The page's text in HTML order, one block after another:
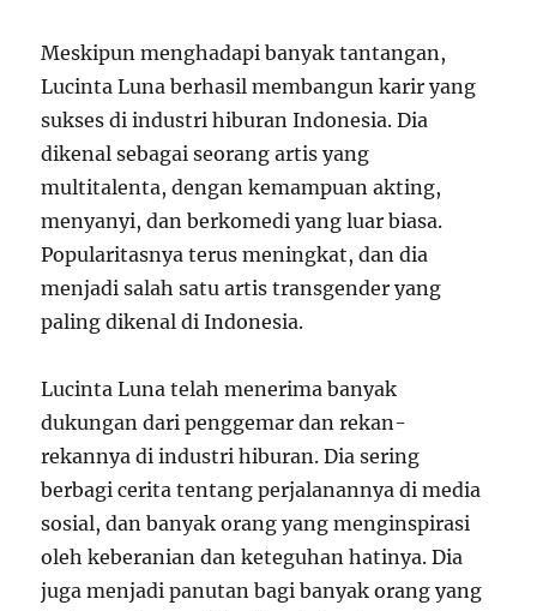
Meskipun menghadapi banyak tantangan,
Lucinta Luna berhasil membangun karir yang
sukses di industri hiburan Indonesia. Dia
dikenal sebagai seorang artis yang
multitalenta, dengan kemampuan akting,
menyanyi, dan berkomedi yang luar biasa.
Popularitasnya terus meningkat, dan dia
menjadi salah satu artis transgender yang
paling dikenal di Indonesia.
Lucinta Luna telah menerima banyak
dukungan dari penggemar dan rekan-
rekannya di industri hiburan. Dia sering
berbagi cerita tentang perjalanannya di media
sosial, dan banyak orang yang menginspirasi
oleh keberanian dan keteguhan hatinya. Dia
juga menjadi panutan bagi banyak orang yang